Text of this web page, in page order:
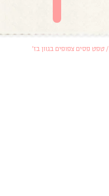
/ טפט פסים צפופים בגוון בז’